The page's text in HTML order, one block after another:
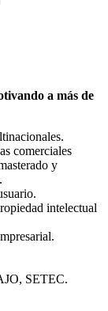
a más de
comerciales
y
intelectual
SETEC.